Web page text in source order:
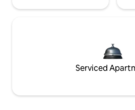
Serviced